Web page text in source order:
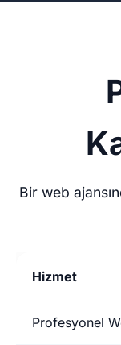
Bir web
Hizmet
Profesyonel